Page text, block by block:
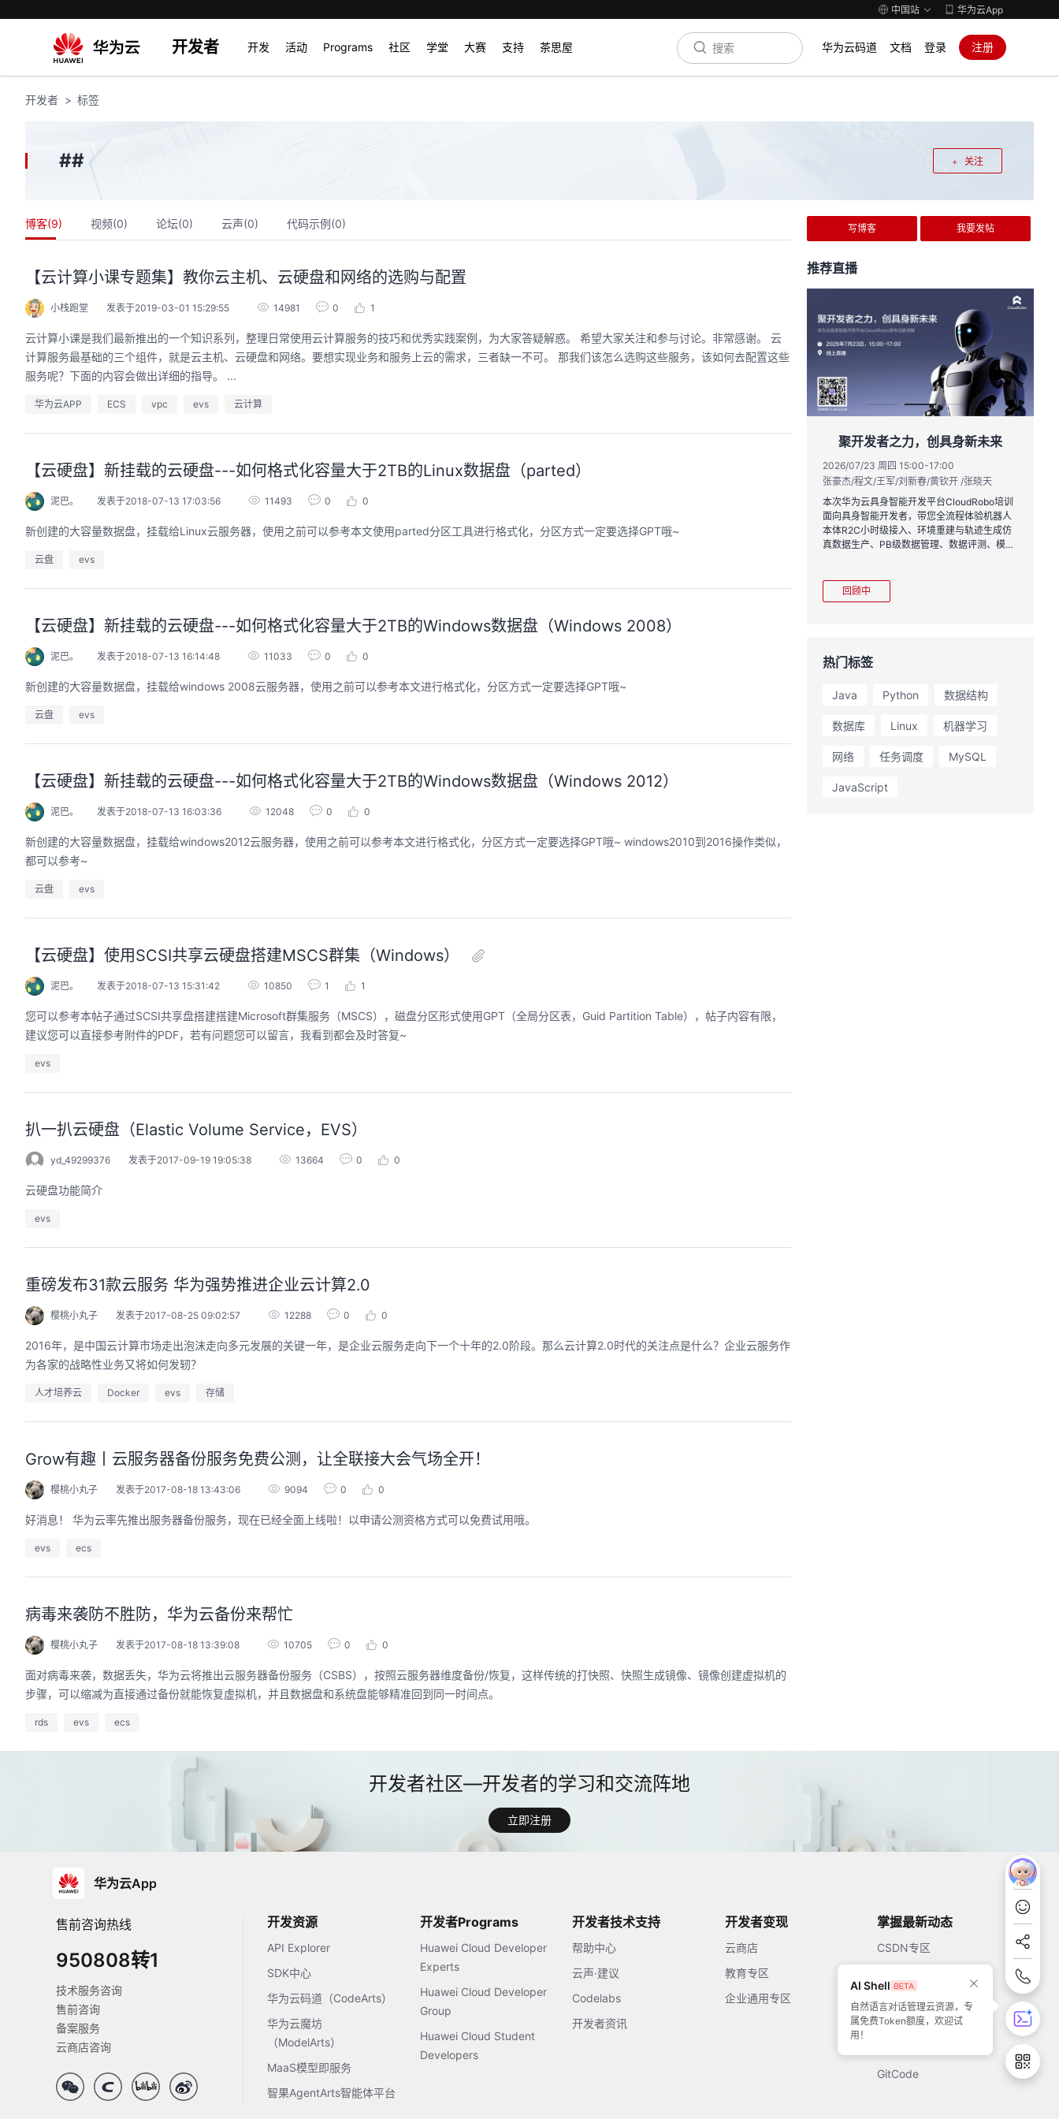
中国站 华为云App
开发者 开发 活动 Programs 社区 学堂 大赛 支持 茶思屋 华为云码道 文档 登录 注册
开发者 标签
关注
##
博客(9) 视频(0) 论坛(0) 云声(0) 代码示例(0)
【云计算小课专题集】教你云主机、云硬盘和网络的选购与配置
小栈跑堂 发表于2019-03-01 15:29:55 14981 0 1
云计算小课是我们最新推出的一个知识系列，整理日常使用云计算服务的技巧和优秀实践案例，为大家答疑解惑。 希望大家关注和参与讨论。非常感谢。 云
计算服务最基础的三个组件，就是云主机、云硬盘和网络。要想实现业务和服务上云的需求，三者缺一不可。 那我们该怎么选购这些服务，该如何去配置这些
服务呢？下面的内容会做出详细的指导。 ...
华为云APP ECS vpc evs 云计算
【云硬盘】新挂载的云硬盘---如何格式化容量大于2TB的Linux数据盘（parted）
泥巴。 发表于2018-07-13 17:03:56 11493 0 0
新创建的大容量数据盘，挂载给Linux云服务器，使用之前可以参考本文使用parted分区工具进行格式化，分区方式一定要选择GPT哦~
云盘 evs
【云硬盘】新挂载的云硬盘---如何格式化容量大于2TB的Windows数据盘（Windows 2008）
泥巴。 发表于2018-07-13 16:14:48 11033 0 0
新创建的大容量数据盘，挂载给windows 2008云服务器，使用之前可以参考本文进行格式化，分区方式一定要选择GPT哦~
云盘 evs
【云硬盘】新挂载的云硬盘---如何格式化容量大于2TB的Windows数据盘（Windows 2012）
泥巴。 发表于2018-07-13 16:03:36 12048 0 0
新创建的大容量数据盘，挂载给windows2012云服务器，使用之前可以参考本文进行格式化，分区方式一定要选择GPT哦~ windows2010到2016操作类似，
都可以参考~
云盘 evs
【云硬盘】使用SCSI共享云硬盘搭建MSCS群集（Windows）
泥巴。 发表于2018-07-13 15:31:42 10850 1 1
您可以参考本帖子通过SCSI共享盘搭建搭建Microsoft群集服务（MSCS），磁盘分区形式使用GPT（全局分区表，Guid Partition Table），帖子内容有限，
建议您可以直接参考附件的PDF，若有问题您可以留言，我看到都会及时答复~
evs
扒一扒云硬盘（Elastic Volume Service，EVS）
yd_49299376 发表于2017-09-19 19:05:38 13664 0 0
云硬盘功能简介
evs
重磅发布31款云服务 华为强势推进企业云计算2.0
樱桃小丸子 发表于2017-08-25 09:02:57 12288 0 0
2016年，是中国云计算市场走出泡沫走向多元发展的关键一年，是企业云服务走向下一个十年的2.0阶段。那么云计算2.0时代的关注点是什么？企业云服务作
为各家的战略性业务又将如何发轫？
人才培养云 Docker evs 存储
Grow有趣丨云服务器备份服务免费公测，让全联接大会气场全开！
樱桃小丸子 发表于2017-08-18 13:43:06 9094 0 0
好消息！ 华为云率先推出服务器备份服务，现在已经全面上线啦！以申请公测资格方式可以免费试用哦。
evs ecs
病毒来袭防不胜防，华为云备份来帮忙
樱桃小丸子 发表于2017-08-18 13:39:08 10705 0 0
面对病毒来袭，数据丢失，华为云将推出云服务器备份服务（CSBS），按照云服务器维度备份/恢复，这样传统的打快照、快照生成镜像、镜像创建虚拟机的
步骤，可以缩减为直接通过备份就能恢复虚拟机，并且数据盘和系统盘能够精准回到同一时间点。
rds evs ecs
写博客 我要发帖
推荐直播
圈
程，只教用AI · 零代码、有产出、能带走、可炫
回顾中
kill市场安装专家技能，带你零距离体验从需
回顾中
聚开发者之力，创具身新未来
2026/07/23 周四 15:00-17:00
张豪杰/程文/王军/刘新春/黄钦开 /张晓天
本次华为云具身智能开发平台CloudRobo培训
面向具身智能开发者，带您全流程体验机器人
本体R2C小时级接入、环境重建与轨迹生成仿
真数据生产、PB级数据管理、数据评测、模型
回顾中
热门标签
Java Python 数据结构
数据库 Linux 机器学习
网络 任务调度 MySQL
JavaScript
立即注册
华为云App
售前咨询热线
950808转1
技术服务咨询
售前咨询
备案服务
云商店咨询
开发资源
API Explorer
SDK中心
华为云码道（CodeArts）
华为云魔坊
（ModelArts）
MaaS模型即服务
智果AgentArts智能体平台
开发者Programs
Huawei Cloud Developer
Experts
Huawei Cloud Developer
Group
Huawei Cloud Student
Developers
开发者技术支持
帮助中心
云声·建议
Codelabs
开发者资讯
开发者变现
云商店
教育专区
企业通用专区
掌握最新动态
CSDN专区
51CTO
GitCode
AI Shell
自然语言对话管理云资源，专
属免费Token额度，欢迎试
用！